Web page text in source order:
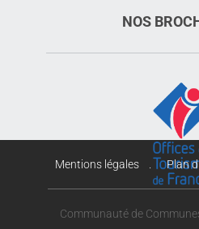
NOS
Mentions légales Plan
Communauté de